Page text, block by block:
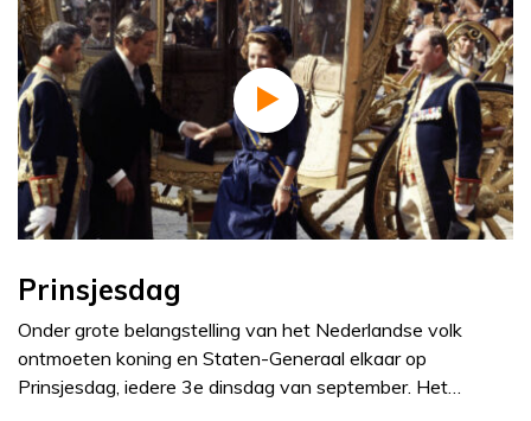
Prinsjesdag
Onder grote belangstelling van het Nederlandse volk
ontmoeten koning en Staten-Generaal elkaar op
Prinsjesdag, iedere 3e dinsdag van september. Het…